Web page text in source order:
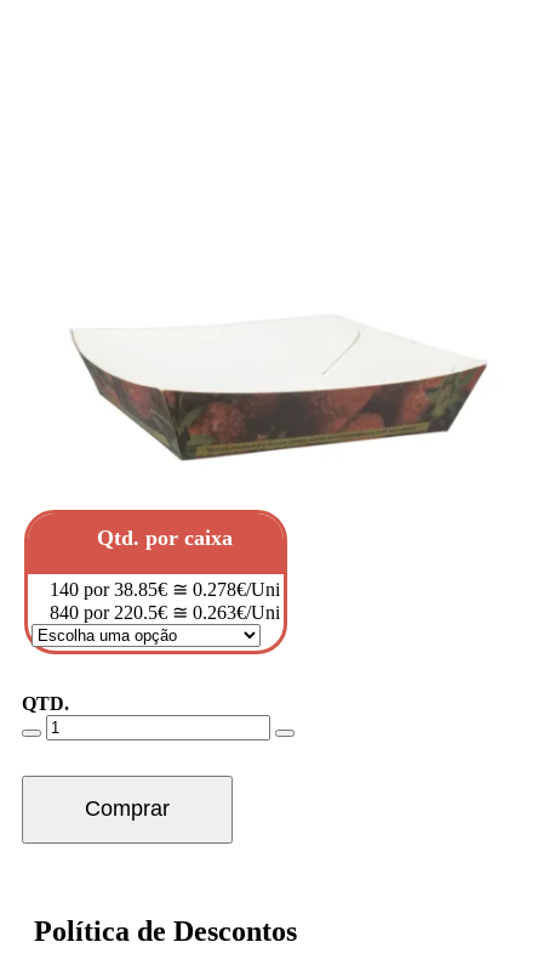
Qtd. por caixa
140 por 38.85€ ≅ 0.278€/Uni
840 por 220.5€ ≅ 0.263€/Uni
QTD.
Comprar
Política de Descontos